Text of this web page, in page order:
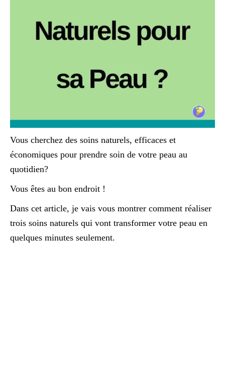
Vous cherchez des soins naturels, efficaces et
économiques pour prendre soin de votre peau au
quotidien?
Vous êtes au bon endroit !
Dans cet article, je vais vous montrer comment réaliser
trois soins naturels qui vont transformer votre peau en
quelques minutes seulement.